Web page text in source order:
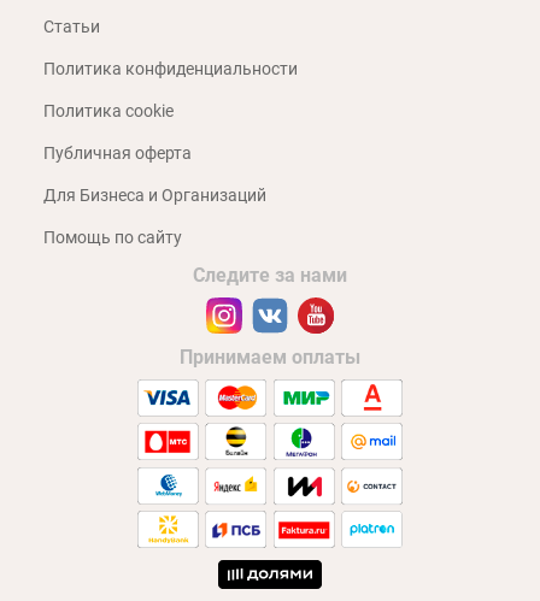
Статьи
Политика конфиденциальности
Политика cookie
Публичная оферта
Для Бизнеса и Организаций
Помощь по сайту
Следите за нами
Принимаем оплаты